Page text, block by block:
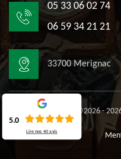
05 33 06 02 74
06 59 34 21 21
33700 Merignac
©2026 -
5.0
Lire nos40 avis